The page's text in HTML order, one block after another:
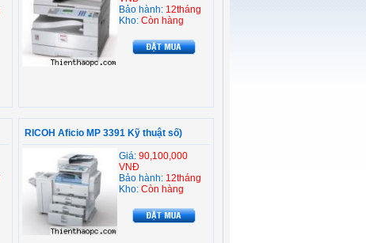
Bảo hành: 12tháng
Kho: Còn hàng
RICOH Aficio MP 3391 Kỹ thuật số)
Giá: 90,100,000
VNĐ
Bảo hành: 12tháng
Kho: Còn hàng